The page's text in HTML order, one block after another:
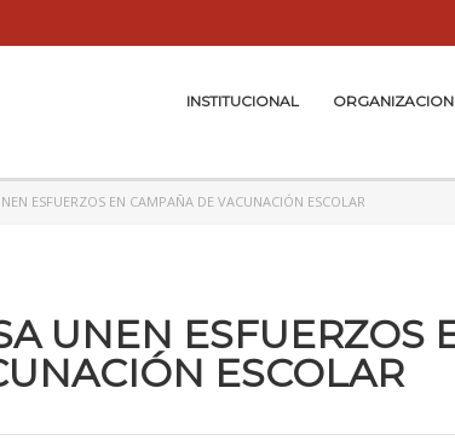
INSTITUCIONAL ORGANIZACION
ESFUERZOS EN CAMPAÑA DE VACUNACIÓN ESCOLAR
UNEN ESFUERZOS
ESCOLAR